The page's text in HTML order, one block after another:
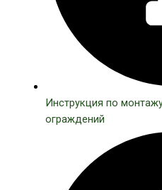
Инструкция по
ограждений